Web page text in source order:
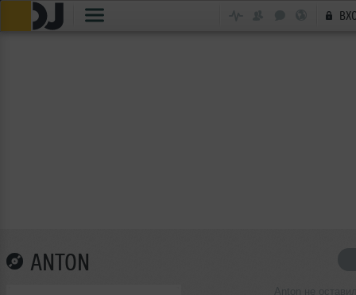
ANTON